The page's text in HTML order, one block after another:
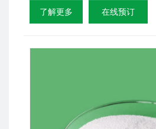
了解更多 在线预订